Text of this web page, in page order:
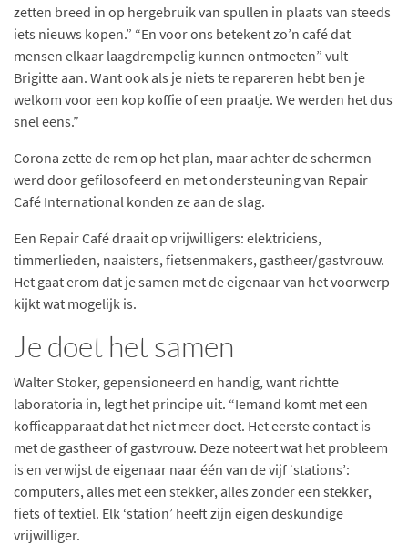
zetten breed in op hergebruik van spullen in plaats van steeds
iets nieuws kopen.” “En voor ons betekent zo’n café dat
mensen elkaar laagdrempelig kunnen ontmoeten” vult
Brigitte aan. Want ook als je niets te repareren hebt ben je
welkom voor een kop koffie of een praatje. We werden het dus
snel eens.”
Corona zette de rem op het plan, maar achter de schermen
werd door gefilosofeerd en met ondersteuning van Repair
Café International konden ze aan de slag.
Een Repair Café draait op vrijwilligers: elektriciens,
timmerlieden, naaisters, fietsenmakers, gastheer/gastvrouw.
Het gaat erom dat je samen met de eigenaar van het voorwerp
kijkt wat mogelijk is.
Je doet het samen
Walter Stoker, gepensioneerd en handig, want richtte
laboratoria in, legt het principe uit. “Iemand komt met een
koffieapparaat dat het niet meer doet. Het eerste contact is
met de gastheer of gastvrouw. Deze noteert wat het probleem
is en verwijst de eigenaar naar één van de vijf ‘stations’:
computers, alles met een stekker, alles zonder een stekker,
fiets of textiel. Elk ‘station’ heeft zijn eigen deskundige
vrijwilliger.